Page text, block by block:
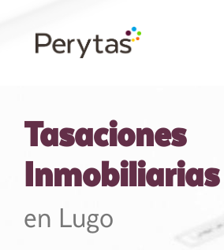
Tasaciones
Inmobiliarias
en Lugo